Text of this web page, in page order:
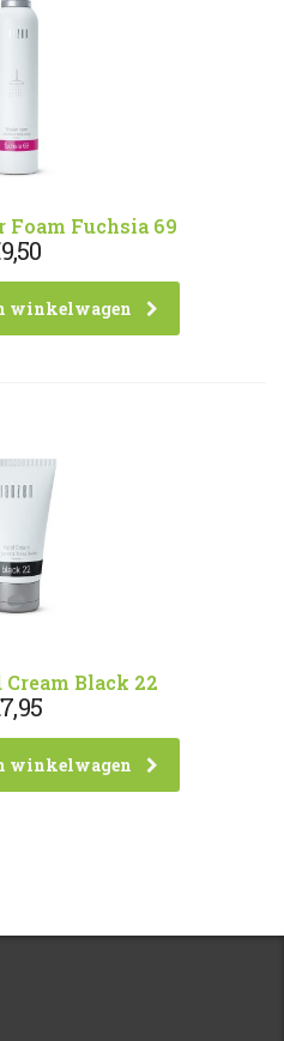
Foam Fuchsia 69
9,50
winkelwagen
Black 22
7,95
winkelwagen